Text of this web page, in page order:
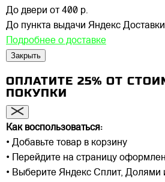
До двери от 400 р.
До пункта выдачи Яндекс Доставки
Подробнее о доставке
Закрыть
ОПЛАТИТЕ 25% ОТ
ПОКУПКИ
Как воспользоваться:
• Добавьте товар в корзину
• Перейдите на страницу
• Выберите Яндекс Сплит, Долями